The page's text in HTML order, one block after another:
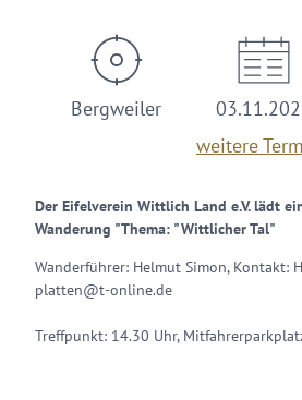
Bergweiler
weitere
Der Eifelverein Wittlich Land e.V. lädt
Wanderung "Thema: "Wittlicher Tal"
Wanderführer: Helmut Simon, Kontakt:
platten@t-online.de
Treffpunkt: 14.30 Uhr,